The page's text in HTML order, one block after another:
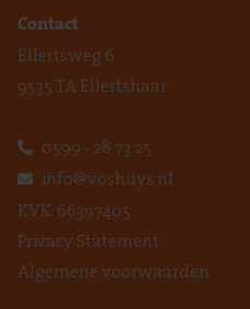
Contact
Ellertsweg 6
9535 TA Ellertshaar
0599 - 28 73 25
info@voshuys.nl
KVK: 66397405
Privacy Statement
Algemene voorwaarden